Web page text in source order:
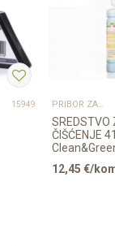
15949 PRIBOR ZA UGRADNJU PODOVA – SVE NA JEDNOM MJESTU
SREDSTVO
ČIŠĆENJE
500ml
12,45 €/